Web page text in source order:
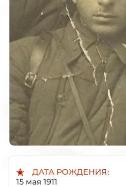
ДАТА РОЖДЕНИЯ:
15 мая 1911